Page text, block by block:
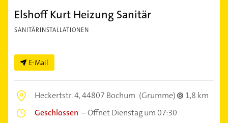
Elshoff Kurt Heizung Sanitär
SANITÄRINSTALLATIONEN
E-Mail
Heckertstr. 4,44807 Bochum (Grumme)
1,8 km
Geschlossen –Öffnet Dienstag um 07:30